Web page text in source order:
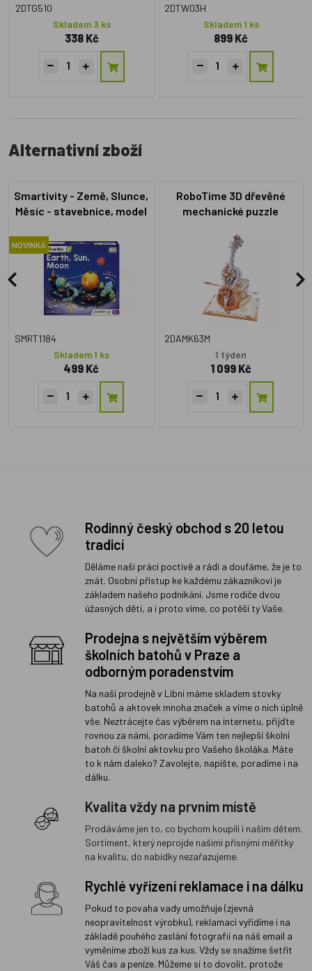
2DTG510
Skladem 3 ks
338 Kč
2DTW03H
Skladem 1 ks
899 Kč
Alternativní zboží
Smartivity - Země, Slunce,
Měsíc - stavebnice, model
NOVINKA
SMRT1184
Skladem 1 ks
499 Kč
RoboTime 3D dřevěné
mechanické puzzle
(mechanický pohon)
2DAMK63M
1 týden
1 099 Kč
Rodinný český obchod s 20 letou
tradicí
Děláme naši práci poctivě a rádi a doufáme, že je to
znát. Osobní přístup ke každému zákazníkovi je
základem našeho podnikání. Jsme rodiče dvou
úžasných dětí, a i proto víme, co potěší ty Vaše.
Prodejna s největším výběrem
školních batohů v Praze a
odborným poradenstvím
Na naší prodejně v Libni máme skladem stovky
batohů a aktovek mnoha značek a víme o nich úplně
vše. Neztrácejte čas výběrem na internetu, přijďte
rovnou za námi, poradíme Vám ten nejlepší školní
batoh či školní aktovku pro Vašeho školáka. Máte
to k nám daleko? Zavolejte, napište, poradíme i na
dálku.
Kvalita vždy na prvním místě
Prodáváme jen to, co bychom koupili i našim dětem.
Sortiment, který neprojde našimi přísnými měřítky
na kvalitu, do nabídky nezařazujeme.
Rychlé vyřízení reklamace i na dálku
Pokud to povaha vady umožňuje (zjevná
neopravitelnost výrobku), reklamaci vyřídíme i na
základě pouhého zaslání fotografií na náš email a
vyměníme zboží kus za kus. Vždy se snažíme šetřit
Váš čas a peníze. Můžeme si to dovolit, protože